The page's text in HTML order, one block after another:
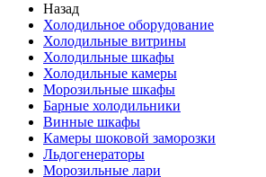
Назад
Холодильное оборудование
Холодильные витрины
Холодильные шкафы
Холодильные камеры
Морозильные шкафы
Барные холодильники
Винные шкафы
Камеры шоковой заморозки
Льдогенераторы
Морозильные лари